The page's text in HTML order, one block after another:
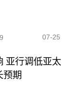
07-25
亚行调低亚太
预期